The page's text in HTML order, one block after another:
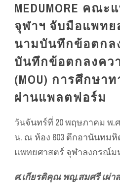
MEDUMORE คณ
จุฬาฯ จับมือแพทย
นามบันทึกข้อตกล
บันทึกข้อตกลงคว
(MOU) การศึกษา
ผ่านแพลตฟอร์ม
วันจันทร์ที่ 20 พฤษภาคม พ.ศ.
น. ณ ห้อง 603 ตึกอานันทม
แพทยศาสตร์ จุฬาลงกรณ์ม
ศ.เกียรติคุณ พญ.สมศรี เผ่า